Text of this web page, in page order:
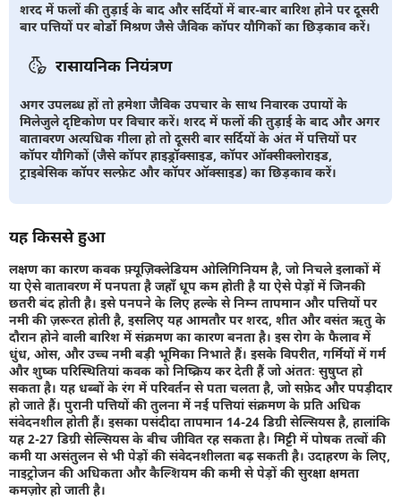
शरद में फलों की तुड़ाई के बाद और सर्दियों में बार-बार बारिश होने पर दूसरी
बार पत्तियों पर बोर्डो मिश्रण जैसे जैविक कॉपर यौगिकों का छिड़काव करें।
रासायनिक नियंत्रण
अगर उपलब्ध हों तो हमेशा जैविक उपचार के साथ निवारक उपायों के
मिलेजुले दृष्टिकोण पर विचार करें। शरद में फलों की तुड़ाई के बाद और अगर
वातावरण अत्यधिक गीला हो तो दूसरी बार सर्दियों के अंत में पत्तियों पर
कॉपर यौगिकों (जैसे कॉपर हाइड्रॉक्साइड, कॉपर ऑक्सीक्लोराइड,
ट्राइबेसिक कॉपर सल्फ़ेट और कॉपर ऑक्साइड) का छिड़काव करें।
यह किससे हुआ
लक्षण का कारण कवक फ़्यूज़िक्लेडियम ओलिगिनियम है, जो निचले इलाकों में
या ऐसे वातावरण में पनपता है जहाँ धूप कम होती है या ऐसे पेड़ों में जिनकी
छतरी बंद होती है। इसे पनपने के लिए हल्के से निम्न तापमान और पत्तियों पर
नमी की ज़रूरत होती है, इसलिए यह आमतौर पर शरद, शीत और वसंत ऋतु के
दौरान होने वाली बारिश में संक्रमण का कारण बनता है। इस रोग के फैलाव में
धुंध, ओस, और उच्च नमी बड़ी भूमिका निभाते हैं। इसके विपरीत, गर्मियों में गर्म
और शुष्क परिस्थितियां कवक को निष्क्रिय कर देती हैं जो अंततः सुषुप्त हो
सकता है। यह धब्बों के रंग में परिवर्तन से पता चलता है, जो सफ़ेद और पपड़ीदार
हो जाते हैं। पुरानी पत्तियों की तुलना में नई पत्तियां संक्रमण के प्रति अधिक
संवेदनशील होती हैं। इसका पसंदीदा तापमान 14-24 डिग्री सेल्सियस है, हालांकि
यह 2-27 डिग्री सेल्सियस के बीच जीवित रह सकता है। मिट्टी में पोषक तत्वों की
कमी या असंतुलन से भी पेड़ों की संवेदनशीलता बढ़ सकती है। उदाहरण के लिए,
नाइट्रोजन की अधिकता और कैल्शियम की कमी से पेड़ों की सुरक्षा क्षमता
कमज़ोर हो जाती है।